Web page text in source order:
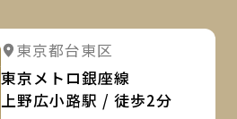
詳細を見る
東京都台東区
東京メトロ銀座線
上野広小路駅 / 徒歩2分